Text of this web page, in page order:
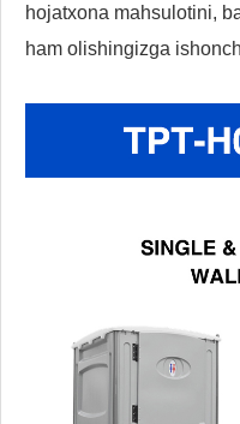
hojatxona mahsulotini,
ham olishingizga